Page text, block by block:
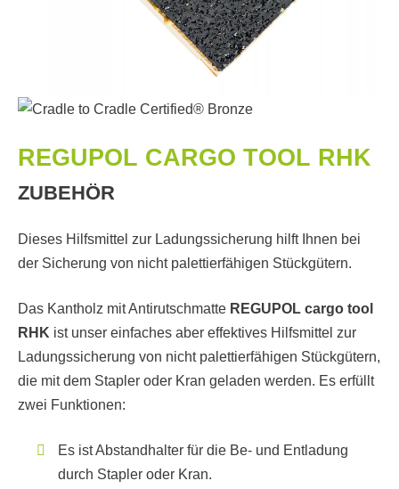
REGUPOL CARGO TOOL RHK
ZUBEHÖR
Dieses Hilfsmittel zur Ladungssicherung hilft Ihnen bei
der Sicherung von nicht palettierfähigen Stückgütern.
Das Kantholz mit Antirutschmatte REGUPOL cargo tool
RHK ist unser einfaches aber effektives Hilfsmittel zur
Ladungssicherung von nicht palettierfähigen Stückgütern,
die mit dem Stapler oder Kran geladen werden. Es erfüllt
zwei Funktionen:
Es ist Abstandhalter für die Be- und Entladung
durch Stapler oder Kran.